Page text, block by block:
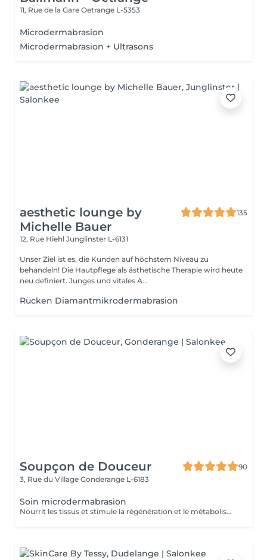
11, Rue de la Gare Oetrange L-5353
Microdermabrasion
Microdermabrasion + Ultrasons
aesthetic lounge by
Michelle Bauer
135
12, Rue Hiehl Junglinster L-6131
Unser Ziel ist es, die Kunden auf höchstem Niveau zu
behandeln! Die Hautpflege als ästhetische Therapie wird heute
neu definiert. Junges und vitales A...
Rücken Diamantmikrodermabrasion
Soupçon de Douceur
90
3, Rue du Village Gonderange L-6183
Soin microdermabrasion
Nourrit les tissus et stimule la régénération et le métabolisme cellulaire